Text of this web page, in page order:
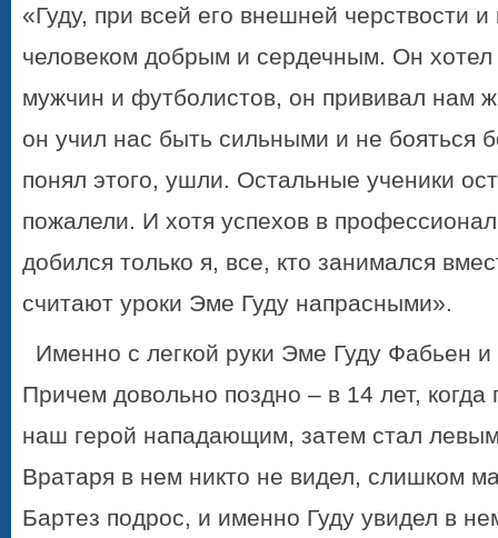
«Гуду, при всей его внешней черствости
человеком добрым и сердечным. Он хотел
мужчин и футболистов, он прививал нам
он учил нас быть сильными и не бояться
понял этого, ушли. Остальные ученики
пожалели. И хотя успехов в
добился только я, все, кто занимался
считают уроки Эме Гуду напрасными».
Именно с легкой руки Эме Гуду Фабьен и
Причем довольно поздно – в 14 лет,
наш герой нападающим, затем стал
Вратаря в нем никто не видел, слишком
Бартез подрос, и именно Гуду увидел в